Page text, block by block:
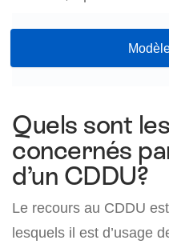
Quels sont
concernés
d’un CDDU?
Le recours au CDDU
lesquels il est d’usage